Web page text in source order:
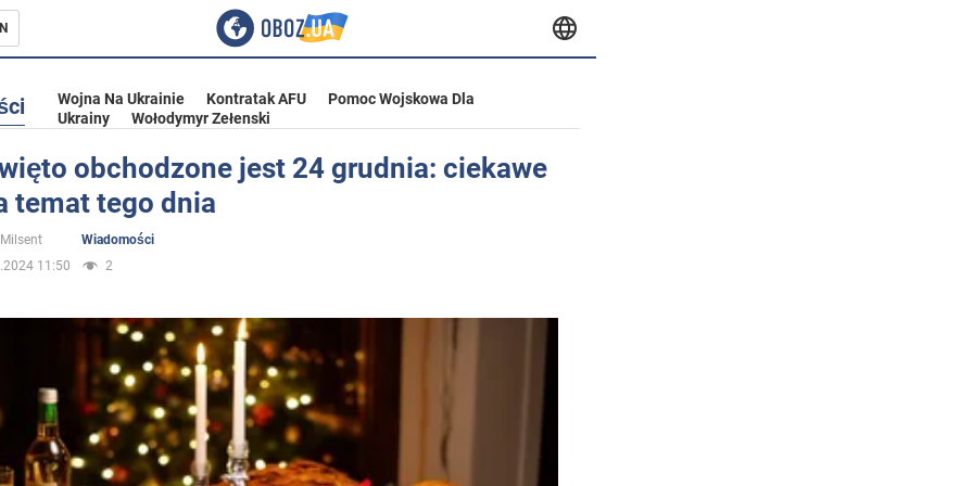
Ukrainie
Wojna Na Ukrainie Kontratak AFU
Pomoc Wojskowa Dla
Ukrainy
Wołodymyr Zełenski
obchodzone jest 24 grudnia: ciekawe
temat tego dnia
Wiadomości
11:50
2